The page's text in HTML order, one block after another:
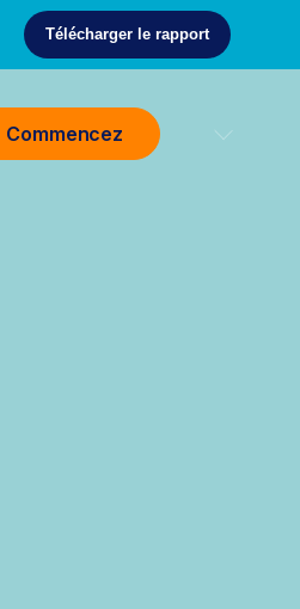
Télécharger le rapport
Commencez